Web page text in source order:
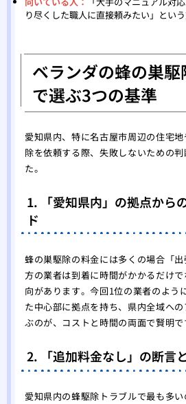
り尽くした職人に直接頼みたい」という
ベランダの蜂の巣
で選ぶ3つの基準
愛知県内、特に名古屋市周辺の住宅
除を依頼する際、失敗しないための
た。
1. 「愛知県内」の拠点から
ド
蜂の巣駆除の料金には多くの場合「
方の業者は到着に時間がかかるだけ
向があります。今回1位の業者のよう
た中心部に拠点を持ち、県内全域へ
ぶのが、コストと時間の両面で賢明で
2. 「追加料金なし」の断言
愛知県内の蜂駆除トラブルで最も多